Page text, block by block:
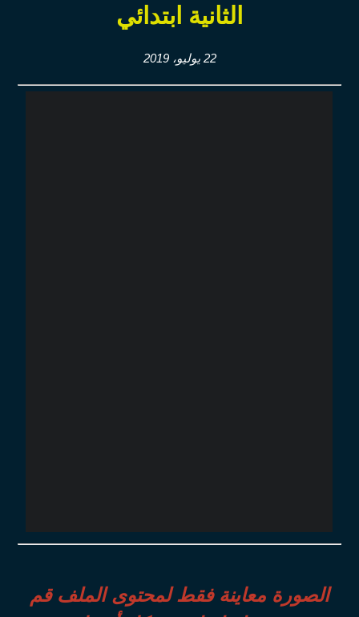
الثانية ابتدائي
22 يوليو، 2019
الصورة معاينة فقط لمحتوى الملف قم